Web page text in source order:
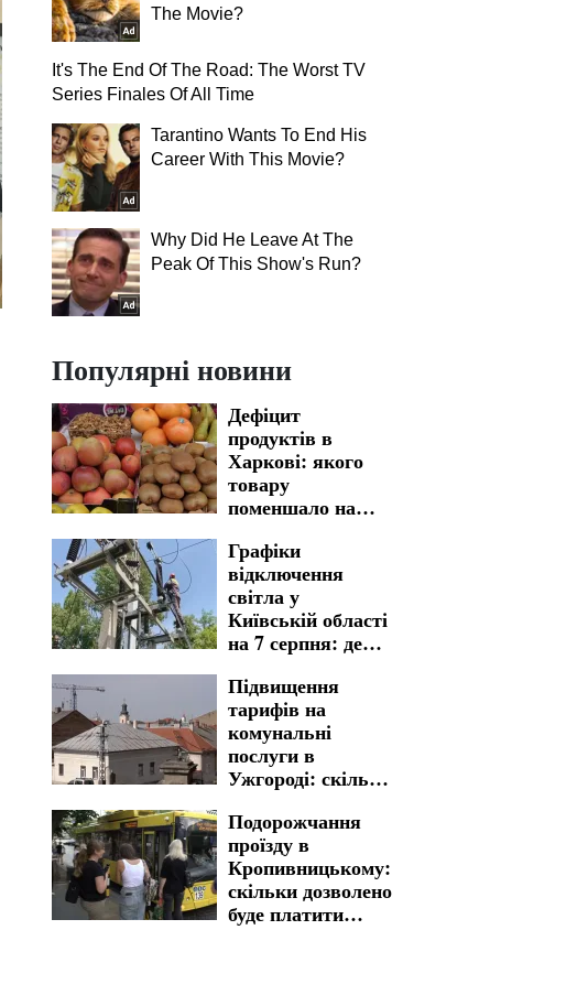
The Movie?
It's The End Of The Road: The Worst TV
Series Finales Of All Time
Tarantino Wants To End His
Career With This Movie?
Why Did He Leave At The
Peak Of This Show's Run?
Популярні новини
Дефіцит
продуктів в
Харкові: якого
товару
поменшало на
магазинів
Графіки
відключення
світла у
Київській області
на 7 серпня: де
готовими до
тривалих
незручностей
Підвищення
тарифів на
комунальні
послуги в
Ужгороді: скільки
заплатити
Подорожчання
проїзду в
Кропивницькому:
скільки дозволено
буде платити